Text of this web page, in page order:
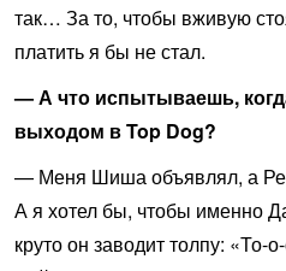
так… За то, чтобы вживую
платить я бы не стал.
— А что испытываешь,
выходом в Top Dog?
— Меня Шиша объявлял, а
А я хотел бы, чтобы именно
круто он заводит толпу: «То-